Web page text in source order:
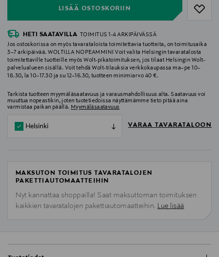
LISÄÄ OSTOSKORIIN
HETI SAATAVILLA
TOIMITUS 1-4 ARKIPÄIVÄSSÄ
Jos ostoskorissa on myös tavarataloista toimitettavia tuotteita, on toimitusaika
3–7 arkipäivää. WOLTILLA NOPEAMMIN! Voit valita Helsingin tavaratalosta
toimitettaville tuotteille myös Wolt-pikatoimituksen, jos tilaat Helsingin Wolt-
palvelualueen sisällä. Voit tehdä Wolt-tilauksia verkkokaupassa ma–pe 10–
18.30, la 10–17.30 ja su 12–16.30, tuotteen minimiarvo 40 €.
Tarkista tuotteen myymäläsaatavuus ja varausmahdollisuus alta. Saatavuus voi
muuttua nopeastikin, joten tuotetiedoissa näyttämämme tieto pitää aina
varmistaa paikan päällä. Myymäläsaatavuus
Helsinki VARAA TAVARATALOON
MAKSUTON TOIMITUS TAVARATALOJEN
PAKETTIAUTOMAATTEIHIN
Nyt kannattaa shoppailla! Saat maksuttoman toimituksen
kaikkien tavaratalojen pakettiautomaatteihin. Lue lisää